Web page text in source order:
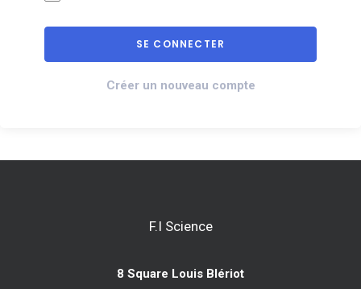
Créer un nouveau compte
F.I Science
8 Square Louis Blériot